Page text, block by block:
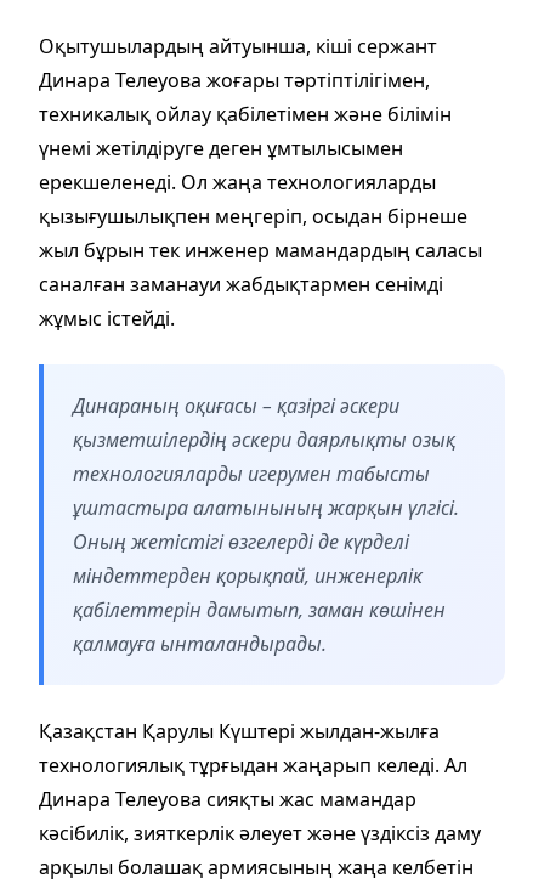
Оқытушылардың айтуынша, кіші сержант
Динара Телеуова жоғары тәртіптілігімен,
техникалық ойлау қабілетімен және білімін
үнемі жетілдіруге деген ұмтылысымен
ерекшеленеді. Ол жаңа технологияларды
қызығушылықпен меңгеріп, осыдан бірнеше
жыл бұрын тек инженер мамандардың саласы
саналған заманауи жабдықтармен сенімді
жұмыс істейді.
Динараның оқиғасы – қазіргі әскери
қызметшілердің әскери даярлықты озық
технологияларды игерумен табысты
ұштастыра алатынының жарқын үлгісі.
Оның жетістігі өзгелерді де күрделі
міндеттерден қорықпай, инженерлік
қабілеттерін дамытып, заман көшінен
қалмауға ынталандырады.
Қазақстан Қарулы Күштері жылдан-жылға
технологиялық тұрғыдан жаңарып келеді. Ал
Динара Телеуова сияқты жас мамандар
кәсібилік, зияткерлік әлеует және үздіксіз даму
арқылы болашақ армиясының жаңа келбетін